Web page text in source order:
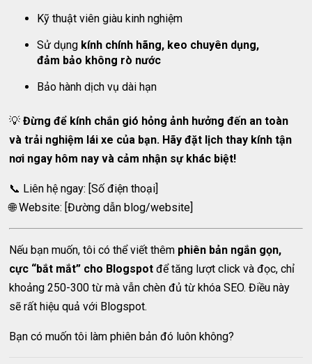
Kỹ thuật viên giàu kinh nghiệm
Sử dụng kính chính hãng, keo chuyên dụng,
đảm bảo không rò nước
Bảo hành dịch vụ dài hạn
💡Đừng để kính chắn gió hỏng ảnh hưởng đến an toàn
và trải nghiệm lái xe của bạn. Hãy đặt lịch thay kính tận
nơi ngay hôm nay và cảm nhận sự khác biệt!
📞 Liên hệ ngay: [Số điện thoại]
🌐 Website: [Đường dẫn blog/website]
Nếu bạn muốn, tôi có thể viết thêm phiên bản ngắn gọn,
cực “bắt mắt” cho Blogspot để tăng lượt click và đọc, chỉ
khoảng 250-300 từ mà vẫn chèn đủ từ khóa SEO. Điều này
sẽ rất hiệu quả với Blogspot.
Bạn có muốn tôi làm phiên bản đó luôn không?